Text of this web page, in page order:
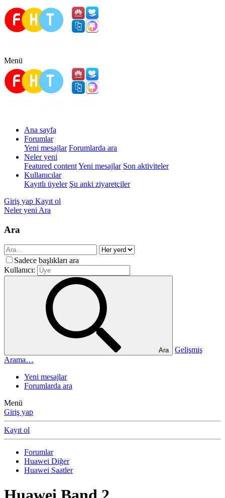
Menü
Ana sayfa
Forumlar
Yeni mesajlar Forumlarda ara
Neler yeni
Featured contentYeni mesajlar Son aktiviteler
Kullanıcılar
Kayıtlı üyeler Şu anki ziyaretçiler
Giriş yap Kayıt ol
Neler yeni Ara
Ara
Sadece başlıkları ara
Kullanıcı:
Ara
Gelişmiş
Arama…
Yeni mesajlar
Forumlarda ara
Menü
Giriş yap
Kayıt ol
Forumlar
Huawei Diğer
Huawei Saatler